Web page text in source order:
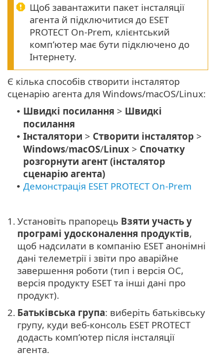
Щоб завантажити пакет інсталяції
агента й підключитися до ESET
PROTECT On-Prem, клієнтський
комп’ютер має бути підключено до
Інтернету.
Є кілька способів створити інсталятор
сценарію агента для Windows/macOS/Linux:
• Швидкі посилання > Швидкі
посилання
• Інсталятори > Створити інсталятор >
Windows/macOS/Linux > Спочатку
розгорнути агент (інсталятор
сценарію агента)
• Демонстрація ESET PROTECT On-Prem
1. Установіть прапорець Взяти участь у
програмі удосконалення продуктів,
щоб надсилати в компанію ESET анонімні
дані телеметрії і звіти про аварійне
завершення роботи (тип і версія ОС,
версія продукту ESET та інші дані про
продукт).
2. Батьківська група: виберіть батьківську
групу, куди веб-консоль ESET PROTECT
додасть комп’ютер після інсталяції
агента.